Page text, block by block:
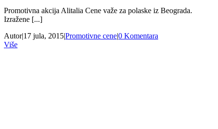
Promotivna akcija Alitalia Cene važe za polaske iz Beograda.
Izražene [...]
Autor|17 jula, 2015|Promotivne cene|0 Komentara
Više